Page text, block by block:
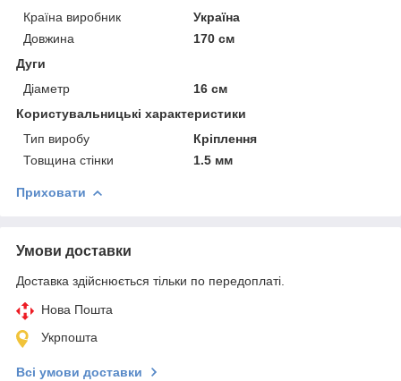
Країна виробник
Україна
Довжина
170 см
Дуги
Діаметр
16 см
Користувальницькі характеристики
Тип виробу
Кріплення
Товщина стінки
1.5 мм
Приховати
Умови доставки
Доставка здійснюється тільки по передоплаті.
Нова Пошта
Укрпошта
Всі умови доставки